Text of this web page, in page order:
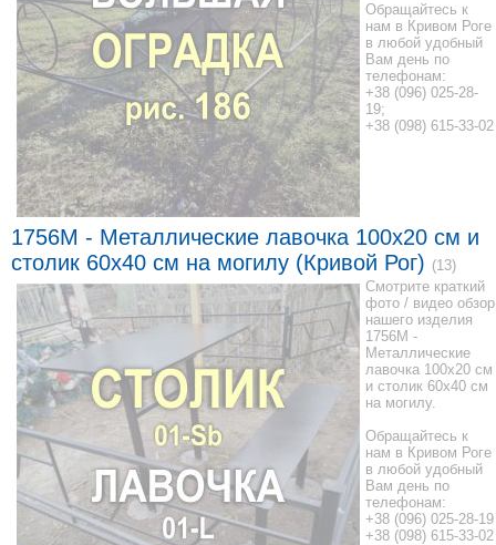
Обращайтесь к
нам в Кривом Роге
в любой удобный
Вам день по
телефонам:
+38 (096) 025-28-
19;
+38 (098) 615-33-02
1756M - Металлические лавочка 100x20 см и
столик 60x40 см на могилу (Кривой Рог) (13)
Смотрите краткий
фото / видео обзор
нашего изделия
1756M -
Металлические
лавочка 100x20 см
и столик 60x40 см
на могилу.
Обращайтесь к
нам в Кривом Роге
в любой удобный
Вам день по
телефонам:
+38 (096) 025-28-19
+38 (098) 615-33-02